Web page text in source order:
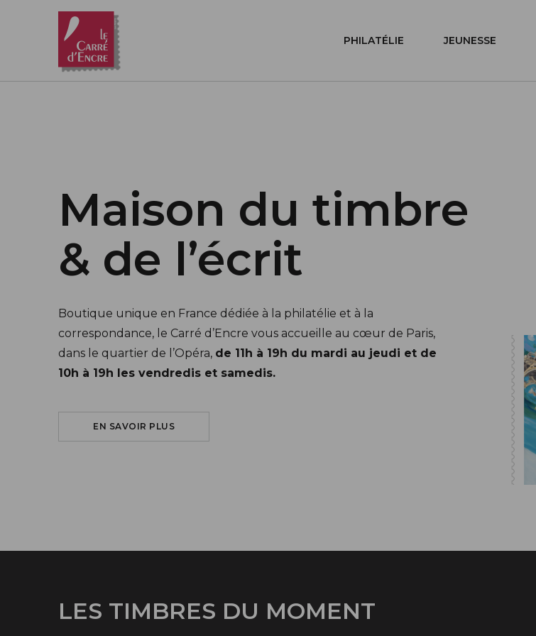
Aller au contenu principal
PHILATÉLIE JEUNESSE
Maison du timbre
& de l’écrit
Boutique unique en France dédiée à la philatélie et à la
correspondance, le Carré d’Encre vous accueille au cœur de Paris,
dans le quartier de l’Opéra, de 11h à 19h du mardi au jeudi et de
10h à 19h les vendredis et samedis.
EN SAVOIR PLUSSUR LE CARRÉ D'ENCRE
LES TIMBRES DU MOMENT